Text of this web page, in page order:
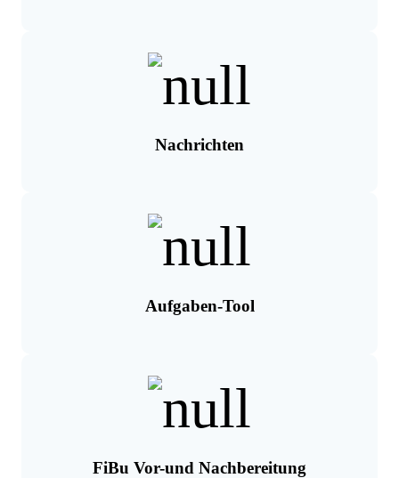
Nachrichten
Aufgaben-Tool
FiBu Vor-und Nachbereitung